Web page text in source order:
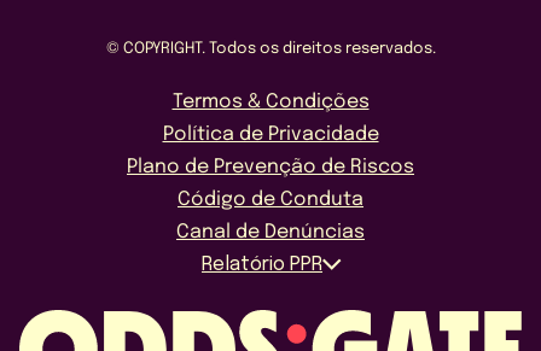
© COPYRIGHT. Todos os direitos reservados.
Termos & Condições
Política de Privacidade
Plano de Prevenção de Riscos
Código de Conduta
Canal de Denúncias
Relatório PPR